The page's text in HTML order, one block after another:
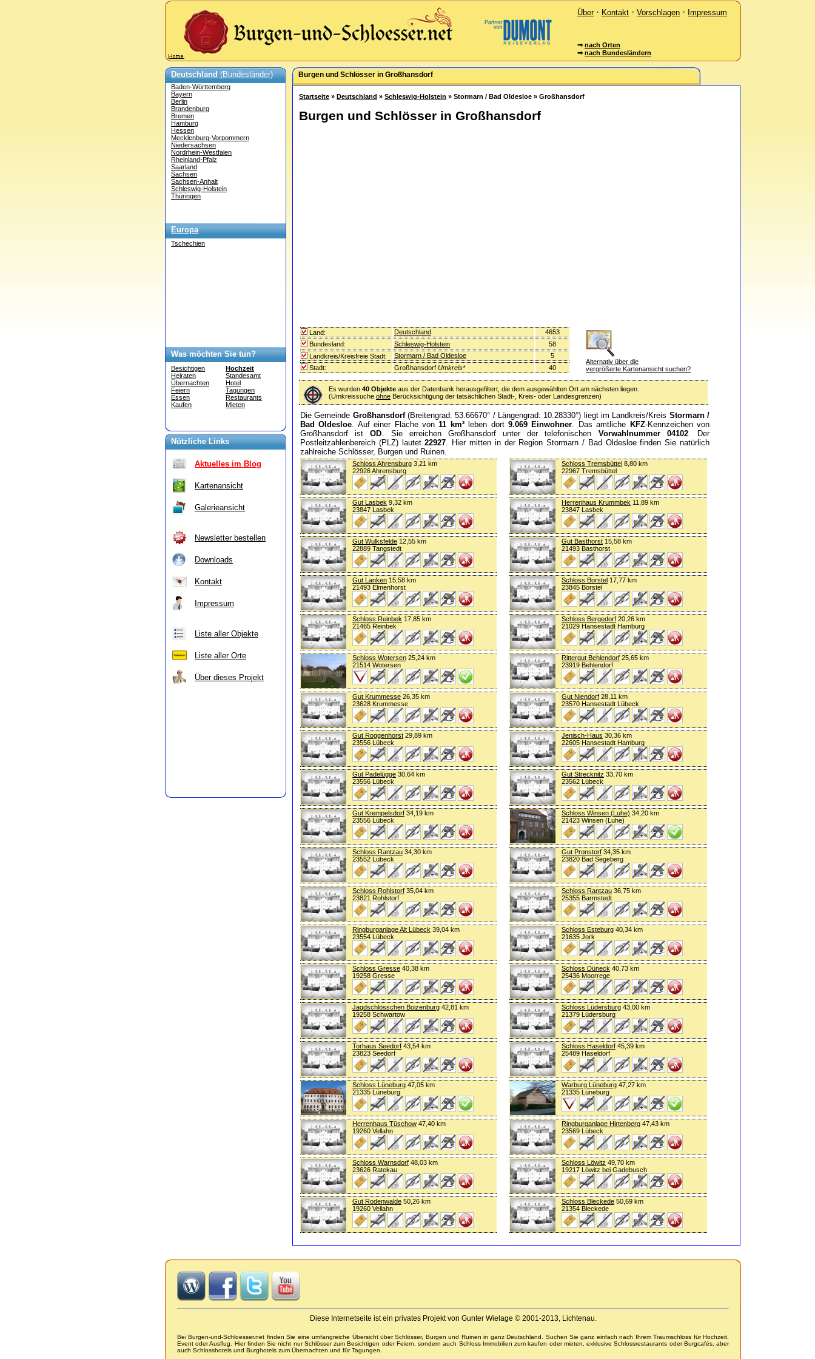
Über· Kontakt · Vorschlagen · Impressum
⇒ nach Orten
⇒ nach Bundesländern
Deutschland(Bundesländer)
Baden-Württemberg
Bayern
Berlin
Brandenburg
Bremen
Hamburg
Hessen
Mecklenburg-Vorpommern
Niedersachsen
Nordrhein-Westfalen
Rheinland-Pfalz
Saarland
Sachsen
Sachsen-Anhalt
Schleswig-Holstein
Thüringen
Europa
Tschechien
Was möchten Sie tun?
Besichtigen
Heiraten
Übernachten
Feiern
Essen
Kaufen
Hochzeit
Standesamt
Hotel
Tagungen
Restaurants
Mieten
Nützliche Links
Aktuelles im Blog
Kartenansicht
Galerieansicht
Newsletter bestellen
Downloads
Kontakt
Impressum
Liste aller Objekte
Liste aller Orte
Über dieses Projekt
Burgen und Schlösser in Großhansdorf
Startseite » Deutschland » Schleswig-Holstein » Stormarn / Bad Oldesloe » Großhansdorf
Burgen und Schlösser in Großhansdorf
Land: Deutschland 4653
Alternativ über die
vergrößerte Kartenansicht suchen?
Bundesland: Schleswig-Holstein
58
Landkreis/Kreisfreie Stadt:
Stormarn / Bad Oldesloe
5
Stadt:
Großhansdorf Umkreis* 40
Es wurden 40 Objekte aus der Datenbank herausgefiltert, die dem ausgewählten Ort am nächsten liegen.
(Umkreissuche ohne Berücksichtigung der tatsächlichen Stadt-, Kreis- oder Landesgrenzen)
Die Gemeinde Großhansdorf(Breitengrad: 53.66670° / Längengrad: 10.28330°) liegt im Landkreis/Kreis Stormarn /
Bad Oldesloe . Auf einer Fläche von11 km²leben dort9.069 Einwohner . Das amtliche KFZ-Kennzeichen von
Großhansdorf istOD . Sie erreichen Großhansdorf unter der telefonischen Vorwahlnummer 04102. Der
Postleitzahlenbereich (PLZ) lautet22927 . Hier mitten in der Region Stormarn / Bad Oldesloe finden Sie natürlich
zahlreiche Schlösser, Burgen und Ruinen.
Schloss Ahrensburg 3,21 km
22926 Ahrensburg
Schloss Tremsbüttel 8,80 km
22967 Tremsbüttel
Gut Lasbek 9,32 km
23847 Lasbek
Herrenhaus Krummbek 11,89 km
23847 Lasbek
Gut Wulksfelde 12,55 km
22889 Tangstedt
Gut Basthorst 15,58 km
21493 Basthorst
Gut Lanken 15,58 km
21493 Elmenhorst
Schloss Borstel 17,77 km
23845 Borstel
Schloss Reinbek 17,85 km
21465 Reinbek
Schloss Bergedorf 20,26 km
21029 Hansestadt Hamburg
Schloss Wotersen 25,24 km
21514 Wotersen
Rittergut Behlendorf 25,65 km
23919 Behlendorf
Gut Krummesse 26,35 km
23628 Krummesse
Gut Niendorf 28,11 km
23570 Hansestadt Lübeck
Gut Roggenhorst 29,89 km
23556 Lübeck
Jenisch-Haus 30,36 km
22605 Hansestadt Hamburg
Gut Padelügge 30,64 km
23556 Lübeck
Gut Strecknitz 33,70 km
23562 Lübeck
Gut Krempelsdorf 34,19 km
23556 Lübeck
Schloss Winsen (Luhe) 34,20 km
21423 Winsen (Luhe)
Schloss Rantzau 34,30 km
23552 Lübeck
Gut Pronstorf 34,35 km
23820 Bad Segeberg
Schloss Rohlstorf 35,04 km
23821 Rohlstorf
Schloss Rantzau 36,75 km
25355 Barmstedt
Ringburganlage Alt Lübeck 39,04 km
23554 Lübeck
Schloss Esteburg 40,34 km
21635 Jork
Schloss Gresse 40,38 km
19258 Gresse
Schloss Düneck 40,73 km
25436 Moorrege
Jagdschlösschen Boizenburg 42,81 km
19258 Schwartow
Schloss Lüdersburg 43,00 km
21379 Lüdersburg
Torhaus Seedorf 43,54 km
23823 Seedorf
Schloss Haseldorf 45,39 km
25489 Haseldorf
Schloss Lüneburg 47,05 km
21335 Lüneburg
Warburg Lüneburg 47,27 km
21335 Lüneburg
Herrenhaus Tüschow 47,40 km
19260 Vellahn
Ringburganlage Hirtenberg 47,43 km
23569 Lübeck
Schloss Warnsdorf 48,03 km
23626 Ratekau
Schloss Löwitz 49,70 km
19217 Löwitz bei Gadebusch
Gut Rodenwalde 50,26 km
19260 Vellahn
Schloss Bleckede 50,69 km
21354 Bleckede
Diese Internetseite ist ein privates Projekt von Gunter Wielage © 2001-2013, Lichtenau.
Bei Burgen-und-Schloesser.net finden Sie eine umfangreiche Übersicht über Schlösser, Burgen und Ruinen in ganz Deutschland. Suchen Sie ganz einfach nach Ihrem Traumschloss für Hochzeit,
Event oder Ausflug. Hier finden Sie nicht nur Schlösser zum Besichtigen oder Feiern, sondern auch Schloss Immobilien zum kaufen oder mieten, exklusive Schlossrestaurants oder Burgcafés, aber
auch Schlosshotels und Burghotels zum Übernachten und für Tagungen.